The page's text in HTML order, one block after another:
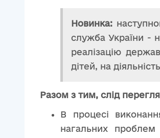
Новинка:
служба України -
реалізацію
дітей, на
Разом з тим, слід
В процесі
нагальних